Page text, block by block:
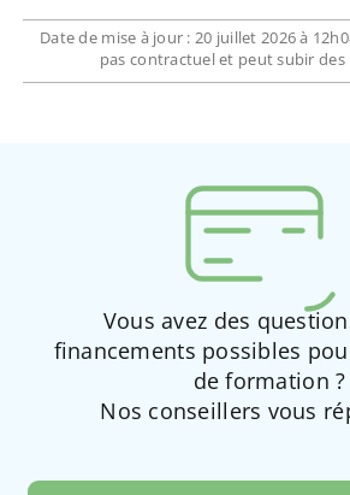
Date de mise à jour : 20 juillet 2026 à
pas contractuel et peut subir
Vous avez des
financements possibles
de formation ?
Nos conseillers vous